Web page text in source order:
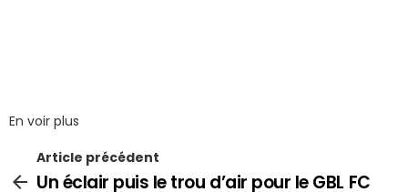
En voir plus
Article précédent
Un éclair puis le trou d’air pour le GBL FC